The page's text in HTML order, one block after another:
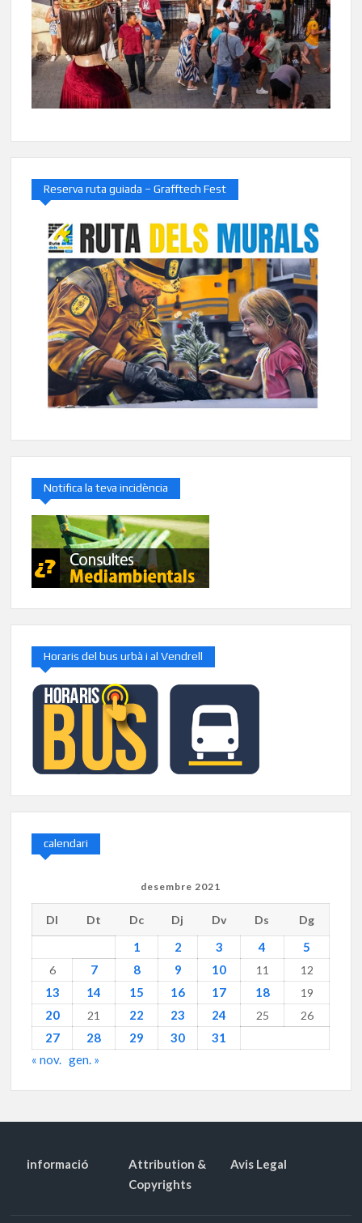
Reserva ruta guiada – Grafftech Fest
Notifica la teva incidència
Horaris del bus urbà i al Vendrell
calendari
desembre 2021
Dl Dt Dc Dj Dv Ds Dg
1 2 3 4 5
6 7 8 9 10 11 12
13 14 15 16 17 18 19
20 21 22 23 24 25 26
27 28 29 30
31
« nov. gen. »
informació
Attribution &
Copyrights
Avis Legal